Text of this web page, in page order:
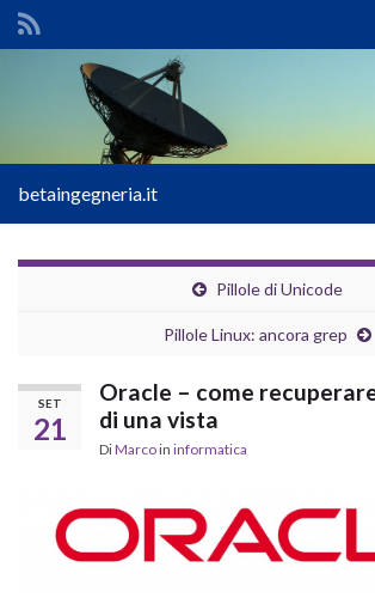
Search for:
betaingegneria.it
Pillole di Unicode
Pillole Linux: ancora grep
SET
21
Oracle – come
di una vista
DiMarcoin informatica